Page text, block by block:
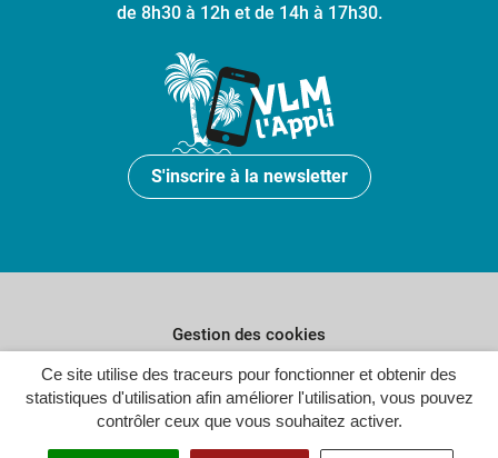
Ce site utilise des traceurs pour fonctionner et obtenir des
statistiques d'utilisation afin améliorer l'utilisation, vous pouvez
contrôler ceux que vous souhaitez activer.
de 8h30 à 12h et de 14h à 17h30.
S'inscrire à la newsletter
Gestion des cookies
Plan du site
Politique de confidentialité